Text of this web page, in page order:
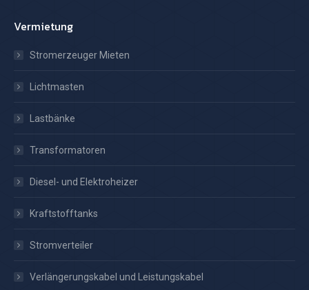
Vermietung
Stromerzeuger Mieten
Lichtmasten
Lastbänke
Transformatoren
Diesel- und Elektroheizer
Kraftstofftanks
Stromverteiler
Verlängerungskabel und Leistungskabel